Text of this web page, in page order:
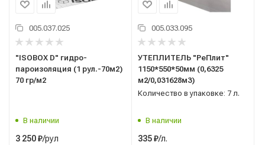
005.037.025
"ISOBOX D" гидро-
пароизоляция (1 рул.-70м2)
70 гр/м2
В наличии
3 250₽/рул
005.033.095
УТЕПЛИТЕЛЬ "РеПлит"
1150*550*50мм (0,6325
м2/0,031628м3)
Количество в упаковке: 7 л.
В наличии
335₽/л.